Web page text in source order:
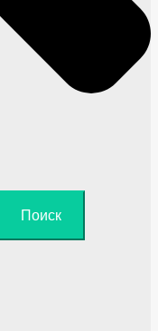
Поиск